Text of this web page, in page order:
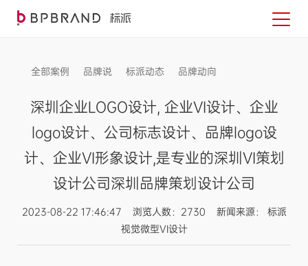
全部案例 品牌说 标派动态 品牌动向
深圳企业LOGO设计, 企业VI设计、企业
logo设计、公司标志设计、品牌logo设
计、企业VI形象设计,是专业的深圳VI策划
设计公司深圳品牌策划设计公司
2023-08-22 17:46:47 浏览人数：2730 新闻来源： 标派
视觉微型VI设计